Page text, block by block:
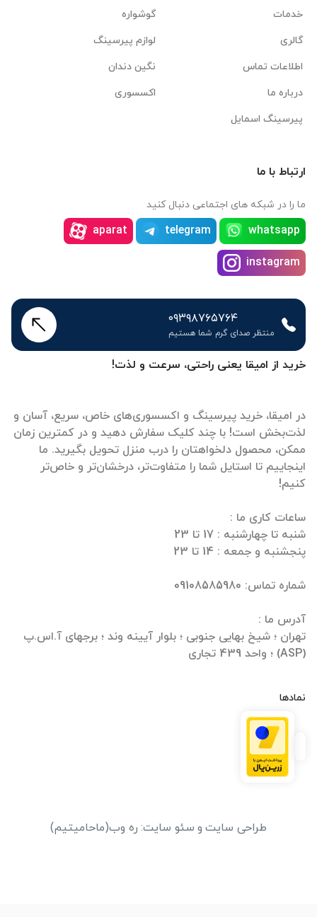
خرید از امیقا یعنی راحتی، سرعت و لذت!
در امیقا، خرید پیرسینگ و اکسسوری‌های خاص، سریع، آسان و
لذت‌بخش است! با چند کلیک سفارش دهید و در کمترین زمان
ممکن، محصول دلخواهتان را درب منزل تحویل بگیرید. ما
اینجاییم تا استایل شما را متفاوت‌تر، درخشان‌تر و خاص‌تر
تهران ؛ شیخ بهایی جنوبی ؛ بلوار آیینه وند ؛ برجهای آ.اس.پ
(ASP) ؛ واحد 439 تجاری
نمادها
خدمات
گالری
اطلاعات تماس
درباره ما
پیرسینگ اسمایل
گوشواره
لوازم پیرسینگ
نگین دندان
اکسسوری
ارتباط با ما
ما را در شبکه های اجتماعی دنبال کنید
whatsapp
telegram
aparat
instagram
۰۹۳۹۸۷۶۵۷۶۴
منتظر صدای گرم شما هستیم
طراحی سایت و سئو سایت: ره وب(ماحامیتیم)